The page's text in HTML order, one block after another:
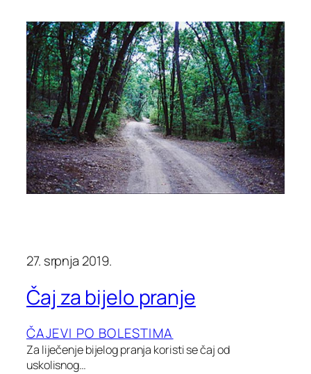
27. srpnja 2019.
Čaj za bijelo pranje
ČAJEVI PO BOLESTIMA
Za liječenje bijelog pranja koristi se čaj od
uskolisnog…